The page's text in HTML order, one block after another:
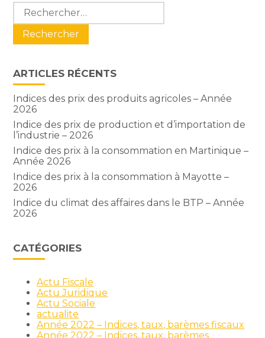
Blog
sidebar
Rechercher :
ARTICLES RÉCENTS
Indices des prix des produits agricoles – Année
2026
Indice des prix de production et d’importation de
l’industrie – 2026
Indice des prix à la consommation en Martinique –
Année 2026
Indice des prix à la consommation à Mayotte –
2026
Indice du climat des affaires dans le BTP – Année
2026
CATÉGORIES
Actu Fiscale
Actu Juridique
Actu Sociale
actualite
Année 2022 – Indices, taux, barèmes fiscaux
Année 2022 – Indices, taux, barèmes